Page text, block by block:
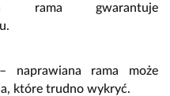
rama gwarantuje
naprawiana rama może
które trudno wykryć.